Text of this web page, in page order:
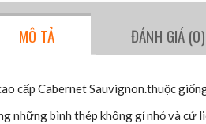
MÔ TẢ ĐÁNH GIÁ (0)
cấp Cabernet Sauvignon.thuộc
những bình thép không gỉ nhỏ và